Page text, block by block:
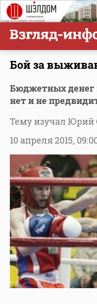
Бой за
Бюджетных денег
нет и не
Тему изучал
10 апреля 2015,